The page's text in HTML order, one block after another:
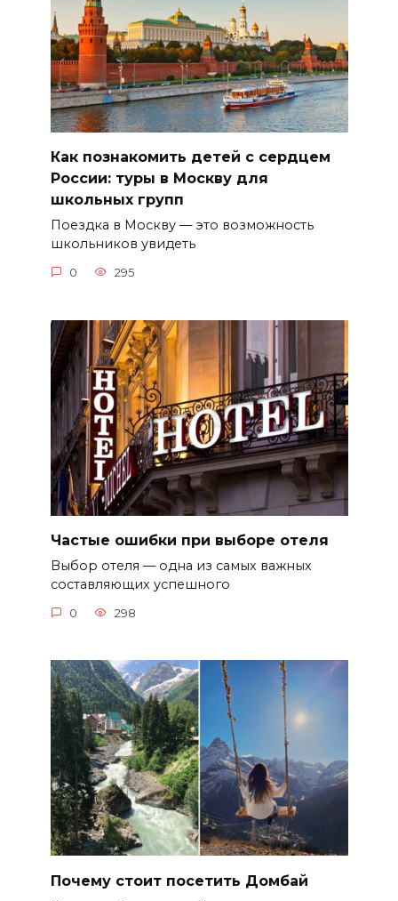
Как познакомить детей с сердцем
России: туры в Москву для
школьных групп
Поездка в Москву — это возможность
школьников увидеть
0 295
Частые ошибки при выборе отеля
Выбор отеля — одна из самых важных
составляющих успешного
0 298
Почему стоит посетить Домбай